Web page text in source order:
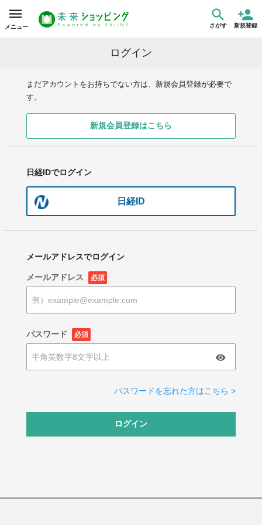
メニュー さがす 新規登録
ログイン
まだアカウントをお持ちでない方は、新規会員登録が必要で
す。
新規会員登録はこちら
日経IDでログイン
日経ID
メールアドレスでログイン
メールアドレス 必須
パスワード 必須
パスワードを忘れた方はこちら >
ログイン